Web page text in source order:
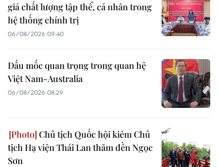
giá chất lượng tập thể, cá nhân trong
hệ thống chính trị
06/08/2026 09:40
Dấu mốc quan trọng trong quan hệ
Việt Nam-Australia
06/08/2026 08:29
Chủ tịch Quốc hội kiêm Chủ
tịch Hạ viện Thái Lan thăm đền Ngọc
Sơn